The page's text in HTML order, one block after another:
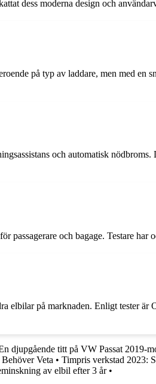
dess moderna design och
på typ av laddare, men med en
och automatisk
och bagage. Testare har
elbilar på marknaden. Enligt tester är
djupgående titt på VW Passat 2019-
Veta • Timpris verkstad 2023:
av elbil efter 3 år•